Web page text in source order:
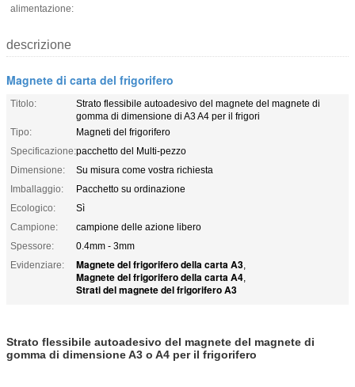
alimentazione:
descrizione
Magnete di carta del frigorifero
Titolo:
Strato flessibile autoadesivo del magnete del magnete di
gomma di dimensione di A3 A4 per il frigori
Tipo:
Magneti del frigorifero
Specificazione:pacchetto del Multi-pezzo
Dimensione:
Su misura come vostra richiesta
Imballaggio:
Pacchetto su ordinazione
Ecologico:
Sì
Campione:
campione delle azione libero
Spessore:
0.4mm - 3mm
Evidenziare:
Magnete del frigorifero della carta A3,
Magnete del frigorifero della carta A4,
Strati del magnete del frigorifero A3
Strato flessibile autoadesivo del magnete del magnete di
gomma di dimensione A3 o A4 per il frigorifero